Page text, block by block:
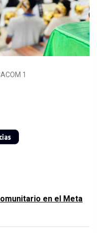
1
en el Meta